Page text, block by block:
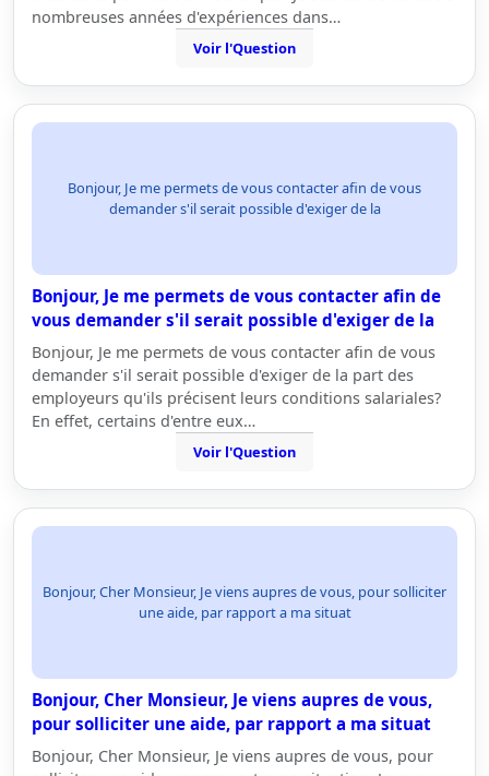
nombreuses années d'expériences dans…
Voir l'Question
Bonjour, Je me permets de vous contacter afin de vous
demander s'il serait possible d'exiger de la
Bonjour, Je me permets de vous contacter afin de
vous demander s'il serait possible d'exiger de la
Bonjour, Je me permets de vous contacter afin de vous
demander s'il serait possible d'exiger de la part des
employeurs qu'ils précisent leurs conditions salariales?
En effet, certains d'entre eux…
Voir l'Question
Bonjour, Cher Monsieur, Je viens aupres de vous, pour solliciter
une aide, par rapport a ma situat
Bonjour, Cher Monsieur, Je viens aupres de vous,
pour solliciter une aide, par rapport a ma situat
Bonjour, Cher Monsieur, Je viens aupres de vous, pour